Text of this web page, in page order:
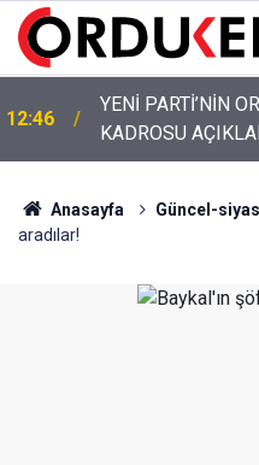
12:46
YENİ PARTİ’NİN
KADROSU
12:22
YENİ PARTİ
AÇIKLADI
Anasayfa Güncel-
aradılar!